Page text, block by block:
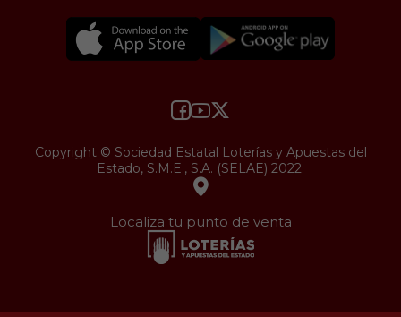
Copyright © Sociedad Estatal Loterías y Apuestas del
Estado, S.M.E., S.A. (SELAE) 2022.
Localiza tu punto de venta